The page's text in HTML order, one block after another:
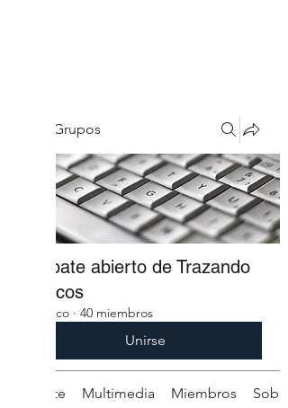
Grupos
Debate abierto de Trazando
Surcos
Público · 40 miembros
Unirse
Debate Multimedia Miembros